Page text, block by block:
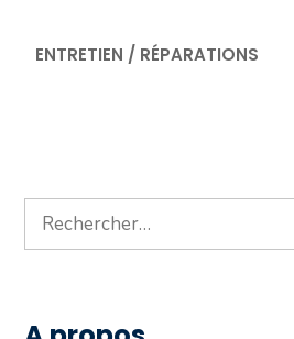
ENTRETIEN / RÉPARATIONS
Rechercher :